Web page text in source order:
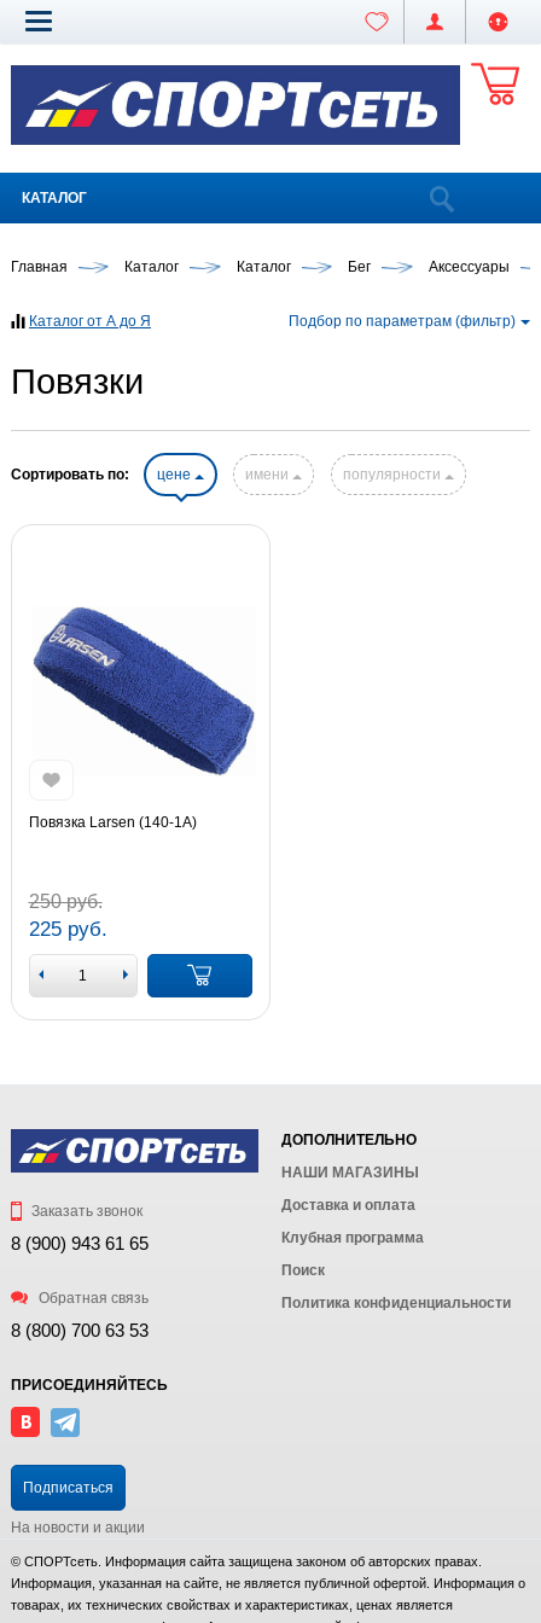
КАТАЛОГ
Главная Каталог Каталог Бег Аксессуары
Каталог от А до Я Подбор по параметрам (фильтр)
Повязки
Сортировать по: цене имени популярности
Повязка Larsen (140-1А)
250 руб.
225 руб.
Заказать звонок
8 (900) 943 61 65
Обратная связь
8 (800) 700 63 53
ДОПОЛНИТЕЛЬНО
НАШИ МАГАЗИНЫ
Доставка и оплата
Клубная программа
Поиск
Политика конфиденциальности
ПРИСОЕДИНЯЙТЕСЬ
Подписаться
На новости и акции
© СПОРТсеть. Информация сайта защищена законом об авторских правах.
Информация, указанная на сайте, не является публичной офертой. Информация о
товарах, их технических свойствах и характеристиках, ценах является